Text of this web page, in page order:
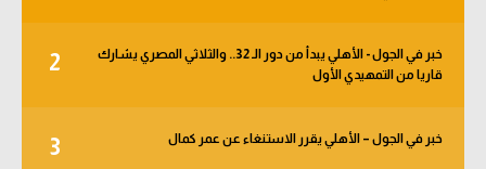
2
خبر في الجول - الأهلي يبدأ من دور الـ 32.. والثلاثي المصري يشارك
قاريا من التمهيدي الأول
3 خبر في الجول – الأهلي يقرر الاستنغاء عن عمر كمال